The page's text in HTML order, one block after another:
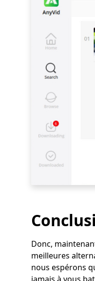
Donc,
meilleures
nous espérons